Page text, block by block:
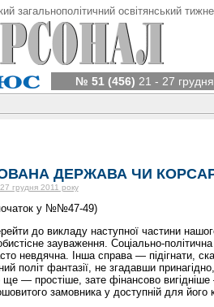
загальнополітичний освітянський
№ 51 (456) 21 - 27
ДЕРЖАВА ЧИ
грудня 2011 року
у №№47-49)
до викладу наступної частини
зауваження. Соціально-
невдячна. Інша справа — підігнати,
політ фантазії, не згадавши
— простіше, зате фінансово
замовника у доступній для його